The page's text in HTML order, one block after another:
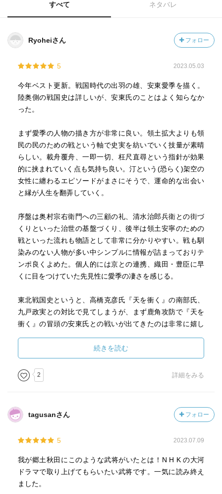
すべて ネタバレ
Ryoheiさん フォロー
5 2023.05.03
今年ベスト更新。戦国時代の出羽の雄、安東愛季を描く。
陸奥側の戦国史は詳しいが、安東氏のことはよく知らなか
った。
まず愛季の人物の描き方が非常に良い。領土拡大よりも領
民の民のための戦という軸で史実を紡いでいく技量が素晴
らしい。載舟覆舟、一即一切、枉尺直尋という指針が効果
的に挟まれていく点も気持ち良い。汀という(恐らく)架空の
女性に纏わるエピソードがまさにそうで、運命的な出会い
と縁が人生を翻弄していく。
序盤は奥村宗右衛門への三顧の礼、清水治郎兵衛との街づ
くりといった治世の基盤づくり、後半は領土安寧のための
戦といった流れも物語として非常に分かりやすい。戦も馴
染みのない人物が多い中シンプルに情報が詰まっておりテ
ンポ良くよめた。個人的には京との連携、織田・豊臣に早
くに目をつけていた先見性に愛季の凄さを感じる。
東北戦国史というと、高橋克彦氏『天を衝く』の南部氏、
九戸政実との対比で見てしまうが、まず鹿角攻防で『天を
衝く』の冒頭の安東氏との戦いが出てきたのは非常に嬉し
対立する一族だが本書で安東家も好きになった。蝦夷の民
として東北史に大きな功績を残したのは間違いない。そも
そも後三年の役では共に手を携えたのであり、今も東北と
いう一括りになっていることを考えるとそこにも歴史の面
感じを覚えたものだが物は見方によるのだなと思う。改め
て『天を衝く』を軽く読んだが全く嫌な存在ではなくこち
氏)は嫌な奴であるし…。
続きを読む
2 詳細をみる
tagusanさん フォロー
5 2023.07.09
我が郷土秋田にこのような武将がいたとは！N H K の大河
ドラマで取り上げてもらいたい武将です。一気に読み終え
ました。